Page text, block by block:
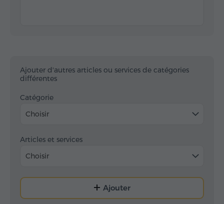
Ajouter d'autres articles ou services de catégories
différentes
Catégorie
Choisir
Articles et services
Choisir
Ajouter